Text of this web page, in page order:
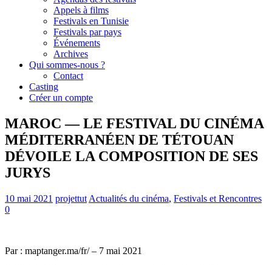
Appels à films
Festivals en Tunisie
Festivals par pays
Événements
Archives
Qui sommes-nous ?
Contact
Casting
Créer un compte
MAROC — LE FESTIVAL DU CINÉMA
MÉDITERRANÉEN DE TÉTOUAN
DÉVOILE LA COMPOSITION DE SES
JURYS
10 mai 2021 projettut Actualités du cinéma, Festivals et Rencontres
0
Par : maptanger.ma/fr/ – 7 mai 2021